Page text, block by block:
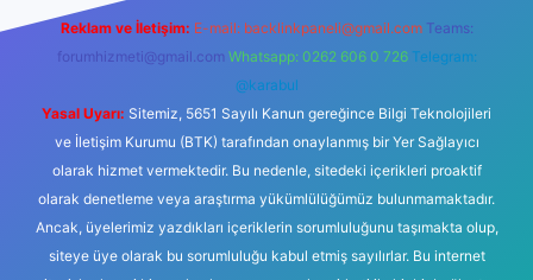
Reklam ve İletişim: E-mail: backlinkpaneli@gmail.com Teams:
forumhizmeti@gmail.com Whatsapp: 0262 606 0 726 Telegram:
@karabul
Yasal Uyarı: Sitemiz, 5651 Sayılı Kanun gereğince Bilgi Teknolojileri
ve İletişim Kurumu (BTK) tarafından onaylanmış bir Yer Sağlayıcı
olarak hizmet vermektedir. Bu nedenle, sitedeki içerikleri proaktif
olarak denetleme veya araştırma yükümlülüğümüz bulunmamaktadır.
Ancak, üyelerimiz yazdıkları içeriklerin sorumluluğunu taşımakta olup,
siteye üye olarak bu sorumluluğu kabul etmiş sayılırlar. Bu internet